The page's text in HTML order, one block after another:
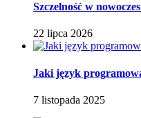
Szczelność w
22 lipca 2026
Jaki język
7 listopada 2025